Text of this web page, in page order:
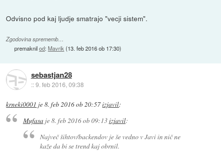
Odvisno pod kaj ljudje smatrajo "vecji sistem".
Zgodovina sprememb…
premaknilod:Mavrik (13. feb 2016 ob 17:30)
sebastjan28
::9. feb 2016, 09:38
krneki0001 je8. feb 2016 ob 20:57izjavil:
Mufasaje8. feb 2016 ob 09:13izjavil:
Največ šihtov/backendov je še vedno v Javi in nič ne
kaže da bi se trend kaj obrnil.